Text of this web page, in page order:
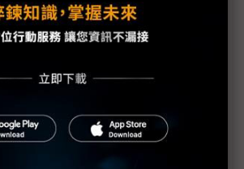
蘋果折疊iPhone出貨恐延期
已試產 折痕挑戰迎技術突破
OLED訂單 可望帶旺協力廠
傳延後出貨 分階段策略因應技術與